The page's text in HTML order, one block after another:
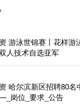
游泳世锦赛丨花样游
人技术自选亚军
哈尔滨新区招聘80名
岗位_要求_公告